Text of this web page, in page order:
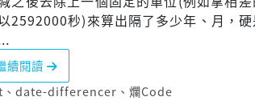
2592000秒)來算出隔了多少年、月，硬
續閱讀
、 date-differencer 、 爛Code